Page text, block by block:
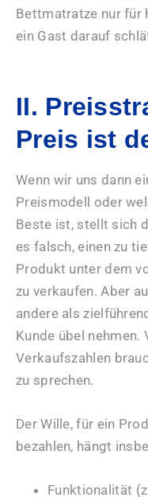
Bettmatratze nur für
ein Gast darauf
II.
Preis ist
Wenn wir uns dann
Preismodell oder
Beste ist, stellt sich
es falsch, einen zu
Produkt unter dem
zu verkaufen. Aber
andere als
Kunde übel nehmen.
Verkaufszahlen
zu sprechen.
Der Wille, für ein
bezahlen, hängt
Funktionalität